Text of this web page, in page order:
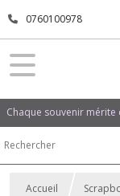
0760100978
Chaque souvenir mérite
Accueil